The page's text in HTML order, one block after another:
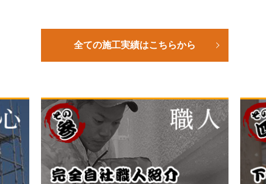
全ての施工実績はこちらから